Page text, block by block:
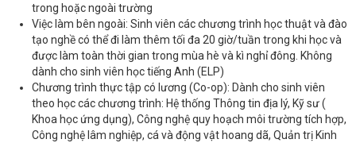
trong hoặc ngoài trường
Việc làm bên ngoài: Sinh viên các chương trình học thuật và đào
tạo nghề có thể đi làm thêm tối đa 20 giờ/tuần trong khi học và
được làm toàn thời gian trong mùa hè và kì nghỉ đông. Không
dành cho sinh viên học tiếng Anh (ELP)
Chương trình thực tập có lương (Co-op): Dành cho sinh viên
theo học các chương trình: Hệ thống Thông tin địa lý, Kỹ sư (
Khoa học ứng dụng), Công nghệ quy hoạch môi trường tích hợp,
Công nghệ lâm nghiệp, cá và động vật hoang dã, Quản trị Kinh